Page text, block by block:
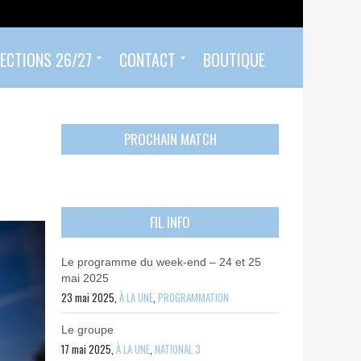
26/27 CONTACT BOUTIQUE
PROCHAIN MATCH
FIL INFO
Le programme du week-end – 24 et 25
mai 2025
23 mai 2025,À LA UNE,PROGRAMMATION
Le groupe
17 mai 2025,À LA UNE,NATIONAL 3